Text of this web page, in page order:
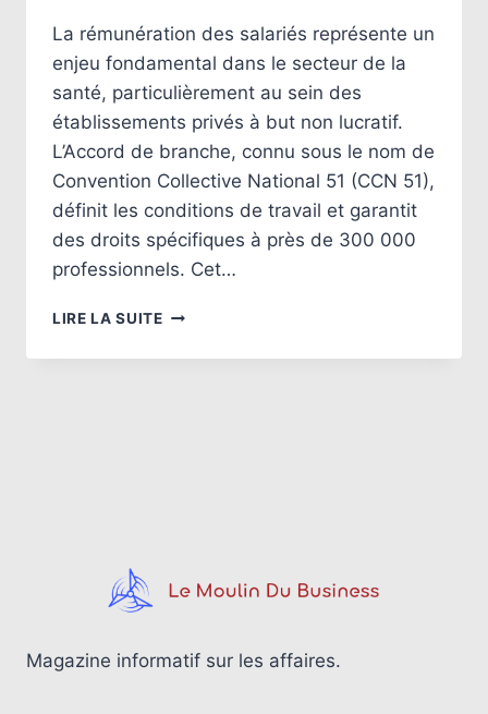
La rémunération des salariés représente un
enjeu fondamental dans le secteur de la
santé, particulièrement au sein des
établissements privés à but non lucratif.
L’Accord de branche, connu sous le nom de
Convention Collective National 51 (CCN 51),
définit les conditions de travail et garantit
des droits spécifiques à près de 300 000
professionnels. Cet…
LIRE LA SUITECONVENTIONS
51
Magazine informatif sur les affaires.